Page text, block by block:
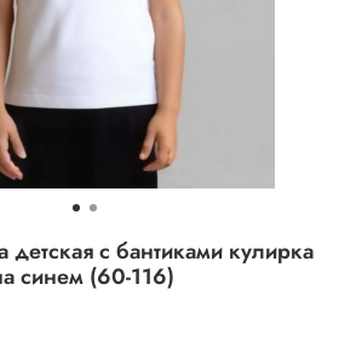
с бантиками кулирка
синем (60-116)